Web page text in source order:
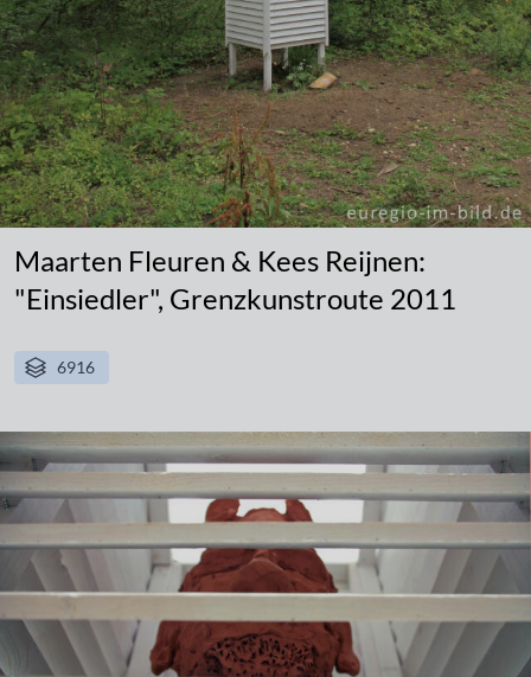
Maarten Fleuren & Kees Reijnen:
"Einsiedler", Grenzkunstroute 2011
6916